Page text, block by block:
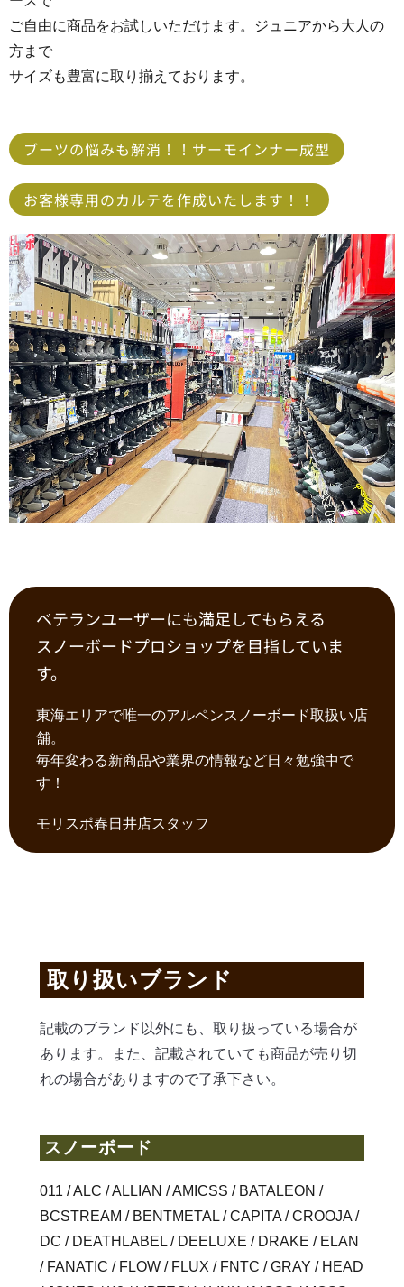
ご自由に商品をお試しいただけます。ジュニアから大人の
方まで
サイズも豊富に取り揃えております。
ブーツの悩みも解消！！サーモインナー成型
お客様専用のカルテを作成いたします！！
ベテランユーザーにも満足してもらえる
スノーボードプロショップを目指していま
す。
東海エリアで唯一のアルペンスノーボード取扱い店
舗。
毎年変わる新商品や業界の情報など日々勉強中で
す！
モリスポ春日井店スタッフ
取り扱いブランド
記載のブラン ド 以外に も 、取 り扱っている場合が
あ り ます。
また、記載されていても商品が売り切
れの場合がありますので了承下さい。
スノーボード
011 / ALC / ALLIAN / AMICSS / BATALEON /
BCSTREAM / BENTMETAL / CAPITA / CROOJA /
DC / DEATHLABEL / DEELUXE / DRAKE / ELAN
/ FANATIC / FLOW / FLUX / FNTC / GRAY / HEAD